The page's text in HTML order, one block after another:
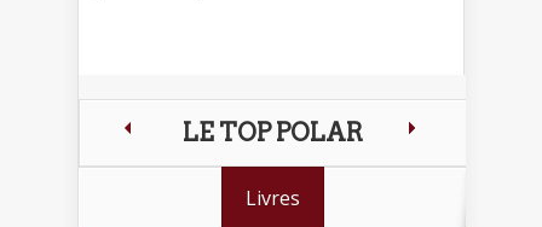
LE TOP POLAR
Livres